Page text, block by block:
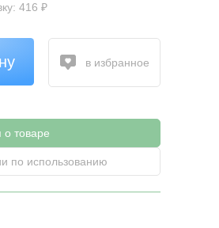
416 ₽
в избранное
товаре
по использованию